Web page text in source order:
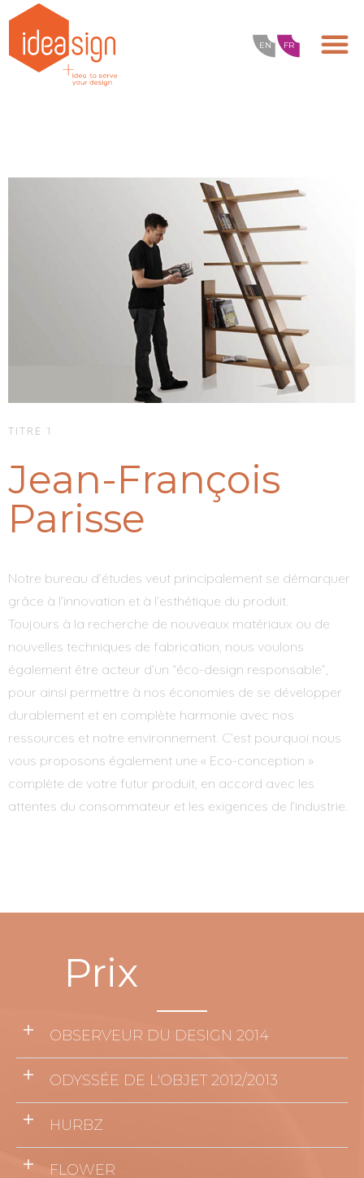
FR
EN
TITRE 1
Jean-François
Parisse
Notre bureau d’études veut principalement se démarquer
grâce à l’innovation et à l’esthétique du produit.
Toujours à la recherche de nouveaux matériaux ou de
nouvelles techniques de fabrication, nous voulons
également être acteur d’un “éco-design responsable”,
pour ainsi permettre à nos économies de se développer
durablement et en complète harmonie avec nos
ressources et notre environnement. C’est pourquoi nous
vous proposons également une « Eco-conception »
complète de votre futur produit, en accord avec les
attentes du consommateur et les exigences de l’industrie.
Prix
OBSERVEUR DU DESIGN 2014
ODYSSÉE DE L'OBJET 2012/2013
HURBZ
FLOWER